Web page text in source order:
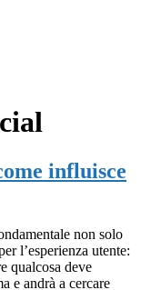
influisce
non solo
l’esperienza utente:
qualcosa deve
e andrà a cercare